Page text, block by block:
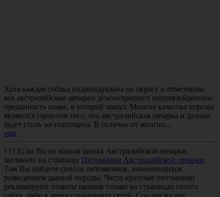
Хотя каждая собака индивидуальна по окрасу и отметинам,
все австралийские овчарки демонстрируют непревзойденную
преданность семье, в которой живут. Многие качества породы
являются гарантом того, что австралийская овчарка и дальше
будет столь же популярна. В отличие от многих...
еще
! ! ! Если Вы не нашли щенка Австралийской овчарки,
загляните на страницу Питомники Австралийской овчарки.
Там Вы найдете список питомников, занимающихся
разведением данной породы. Часто крупные питомники
рекламируют пометы щенков только на страницах своего